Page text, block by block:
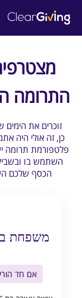
התרומה
?זוכרים את
כן, זה אולי היה
פלטפורמת תרומה
השתמש בו
הכסף שלכם
משפחת
אם חד